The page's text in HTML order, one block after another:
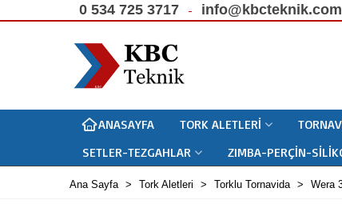
0 534 725 3717 info@kbcteknik.com
ANASAYFA TORK ALETLERI
SETLER-TEZGAHLAR
ZIMBA-PERÇIN-
Ana Sayfa > Tork Aletleri > Torklu Tornavida > Wera